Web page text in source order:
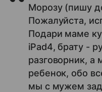
Морозу (пишу
Пожалуйста,
Подари маме
iPad4, брату -
разговорник,
ребенок, обо
мы с мужем